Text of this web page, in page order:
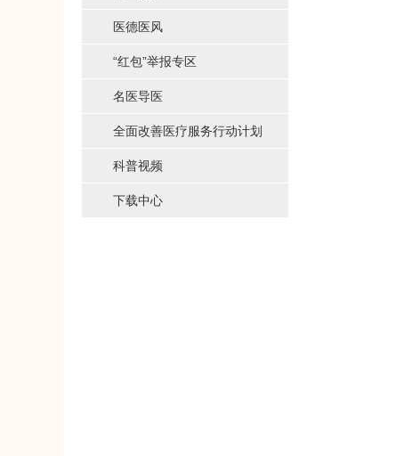
医德医风
“红包”举报专区
名医导医
全面改善医疗服务行动计划
科普视频
下载中心